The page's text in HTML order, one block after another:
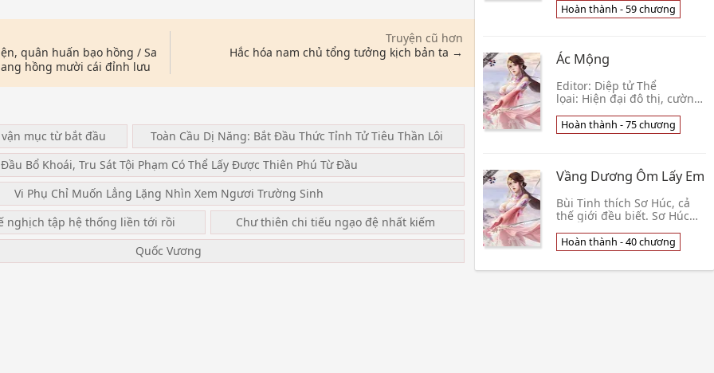
quân huấn bạo hồng / Sa
hồng mười cái đỉnh lưu
Truyện cũ hơn
Hắc hóa nam chủ tổng tưởng kịch bản ta →
mục từ bắt đầu
Toàn Cầu Dị Năng: Bắt Đầu Thức Tỉnh Tử Tiêu Thần Lôi
Bổ Khoái, Tru Sát Tội Phạm Có Thể Lấy Được Thiên Phú Từ Đầu
Vi Phụ Chỉ Muốn Lẳng Lặng Nhìn Xem Ngươi Trường Sinh
nghịch tập hệ thống liền tới rồi
Chư thiên chi tiếu ngạo đệ nhất kiếm
Quốc Vương
chương ► Editor: Hà Vĩ ►
Beta: Mạc Y Phi ►
Hoàn thành - 59 chương
Ác Mộng
Editor: Diệp tử Thể
lọai: Hiện đại đô thị, cường
sinh tử văn… Sinh ra cơ thể
đã bị kiếm khuyến không
Hoàn thành - 75 chương
Vầng Dương Ôm Lấy Em
Bùi Tinh thích Sơ Húc, cả
thế giới đều biết. Sơ Húc
anh biết. Năm 2010, đầu
tháng Tám, kì nghỉ hè sau
đợt thi Đại h👦 Tiểu Trang
Hoàn thành - 40 chương